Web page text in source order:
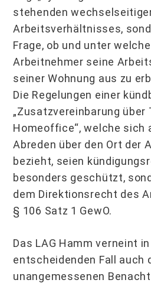
stehenden
Arbeitsverhältnisses,
Frage, ob und unter
Arbeitnehmer seine
seiner Wohnung aus zu
Die Regelungen einer
„Zusatzvereinbarung über
Homeoffice“, welche sich
Abreden über den Ort der
bezieht, seien
besonders geschützt,
dem Direktionsrecht des
§ 106 Satz 1 GewO.
Das LAG Hamm verneint
entscheidenden Fall auch
unangemessenen